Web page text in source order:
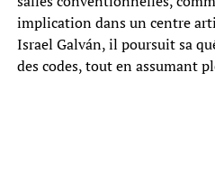
implication dans un centre
Israel Galván, il poursuit sa
des codes, tout en assumant